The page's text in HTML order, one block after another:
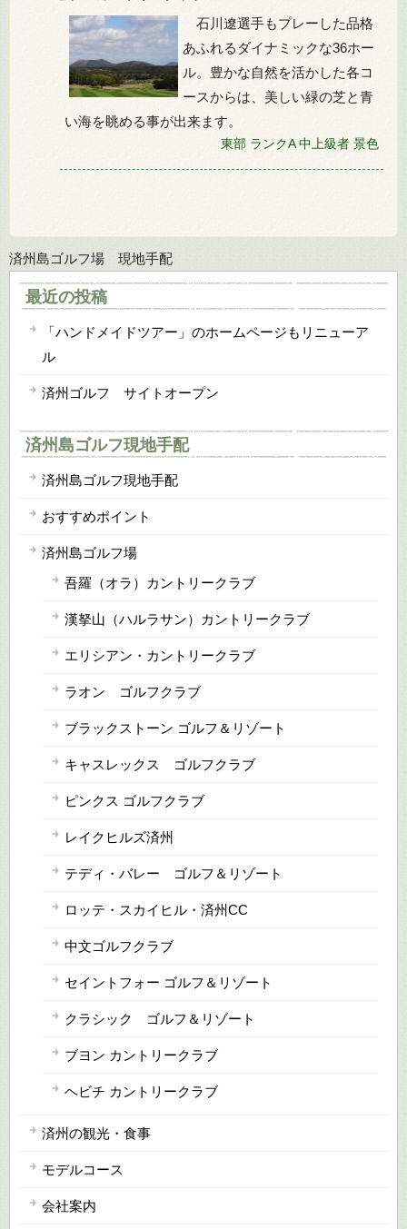
石川遼選手もプレーした品格
あふれるダイナミックな36ホー
ル。豊かな自然を活かした各コ
ースからは、美しい緑の芝と青
い海を眺める事が出来ます。
東部 ランクA 中上級者 景色
済州島ゴルフ場 現地手配
最近の投稿
「ハンドメイドツアー」のホームページもリニューア
ル
済州ゴルフ サイトオープン
済州島ゴルフ現地手配
済州島ゴルフ現地手配
おすすめポイント
済州島ゴルフ場
吾羅（オラ）カントリークラブ
漢拏山（ハルラサン）カントリークラブ
エリシアン・カントリークラブ
ラオン ゴルフクラブ
ブラックストーン ゴルフ＆リゾート
キャスレックス ゴルフクラブ
ピンクス ゴルフクラブ
レイクヒルズ済州
テディ・バレー ゴルフ＆リゾート
ロッテ・スカイヒル・済州CC
中文ゴルフクラブ
セイントフォー ゴルフ＆リゾート
クラシック ゴルフ＆リゾート
ブヨン カントリークラブ
ヘビチ カントリークラブ
済州の観光・食事
モデルコース
会社案内